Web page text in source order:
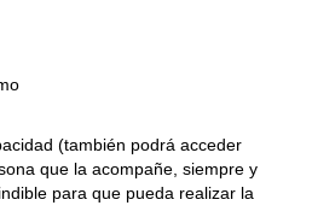
(también podrá acceder
que la acompañe, siempre y
para que pueda realizar la